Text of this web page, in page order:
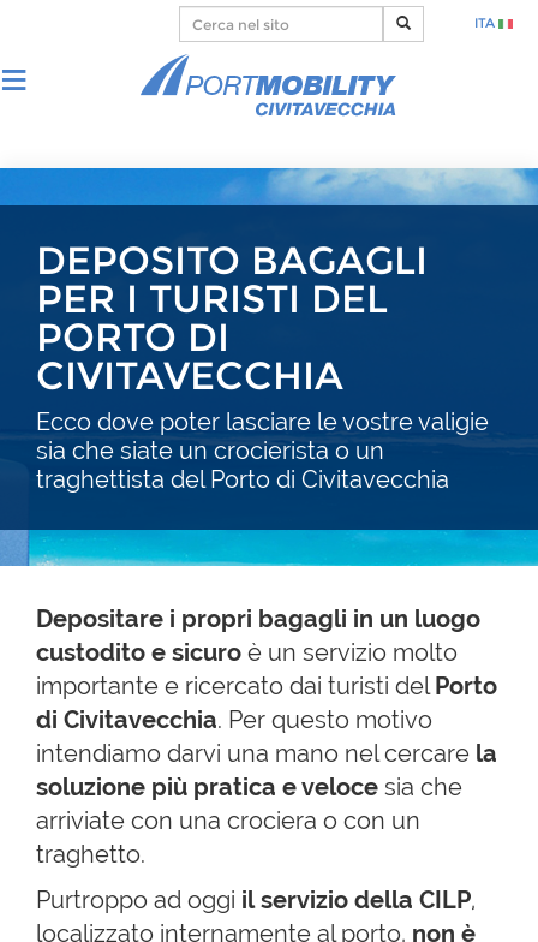
ITA
DEPOSITO BAGAGLI
PER I TURISTI DEL
PORTO DI
CIVITAVECCHIA
Ecco dove poter lasciare le vostre valigie
sia che siate un crocierista o un
traghettista del Porto di Civitavecchia
Depositare i propri bagagli in un luogo
custodito e sicuro è un servizio molto
importante e ricercato dai turisti delPorto
di Civitavecchia. Per questo motivo
intendiamo darvi una mano nel cercare la
soluzione più pratica e veloce sia che
arriviate con una crociera o con un
traghetto.
Purtroppo ad oggi il servizio della CILP,
localizzato internamente al porto, non è